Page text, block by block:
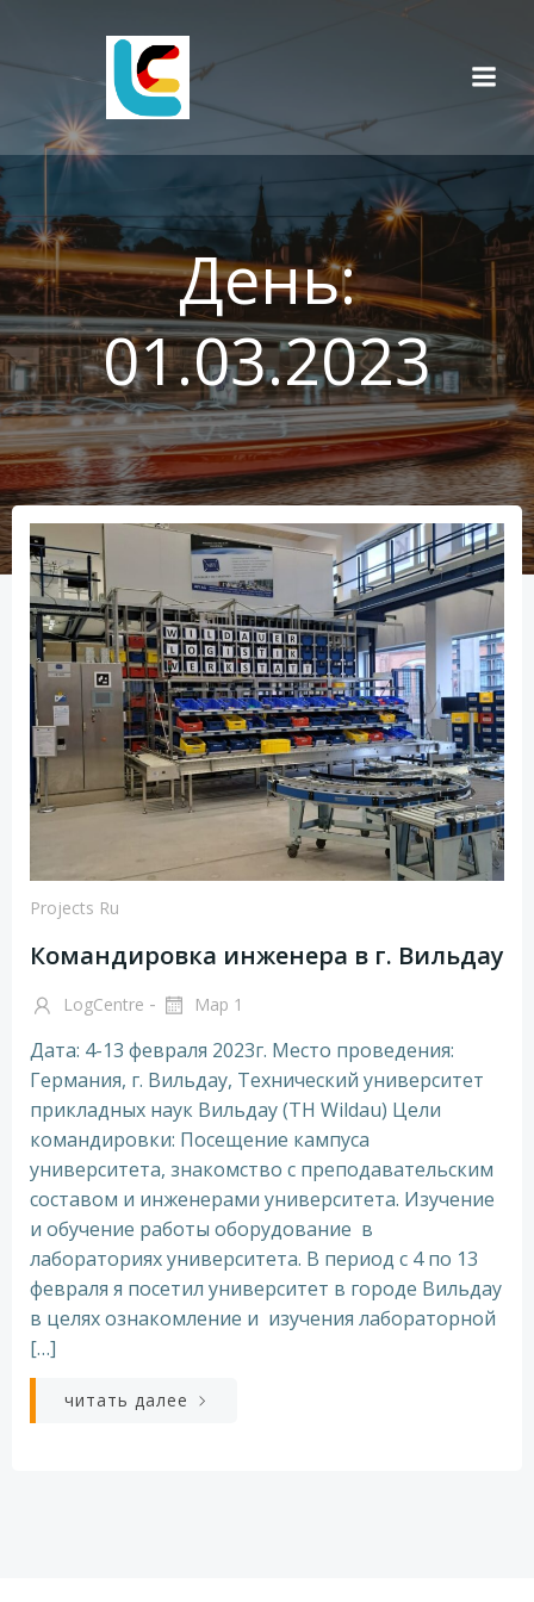
День:
01.03.2023
Projects Ru
Командировка инженера в г. Вильдау
LogCentre - Мар 1
Дата: 4-13 февраля 2023г. Место проведения:
Германия, г. Вильдау, Технический университет
прикладных наук Вильдау (TH Wildau) Цели
командировки: Посещение кампуса
университета, знакомство с преподавательским
составом и инженерами университета. Изучение
и обучение работы оборудование в
лабораториях университета. В период с 4 по 13
февраля я посетил университет в городе Вильдау
в целях ознакомление и изучения лабораторной
[…]
читать далее